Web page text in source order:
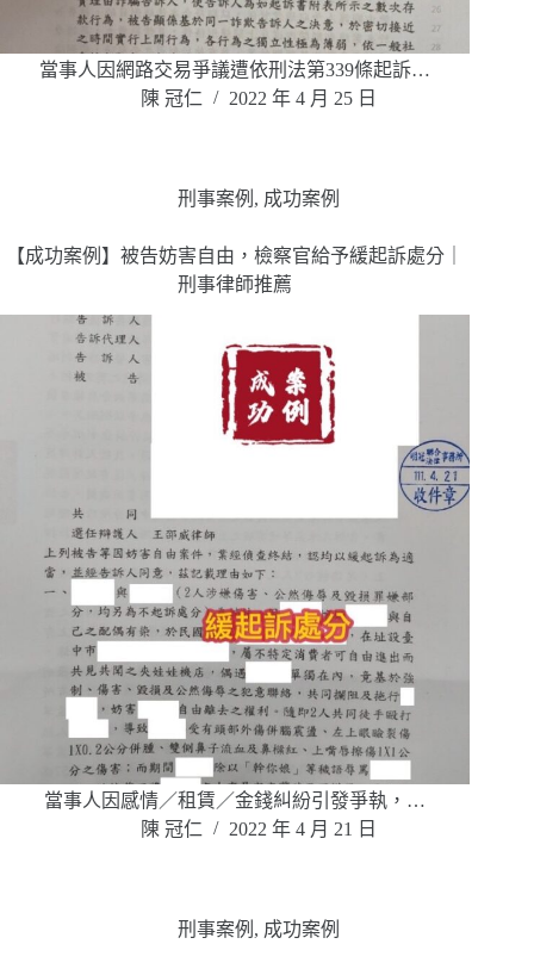
當事人因網路交易爭議遭依刑法第339條起訴…
陳 冠仁
2022 年 4 月 25 日
刑事案例 , 成功案例
【成功案例】被告妨害自由，檢察官給予緩起訴處分｜
刑事律師推薦
當事人因感情／租賃／金錢糾紛引發爭執，…
陳 冠仁
2022 年 4 月 21 日
刑事案例 , 成功案例